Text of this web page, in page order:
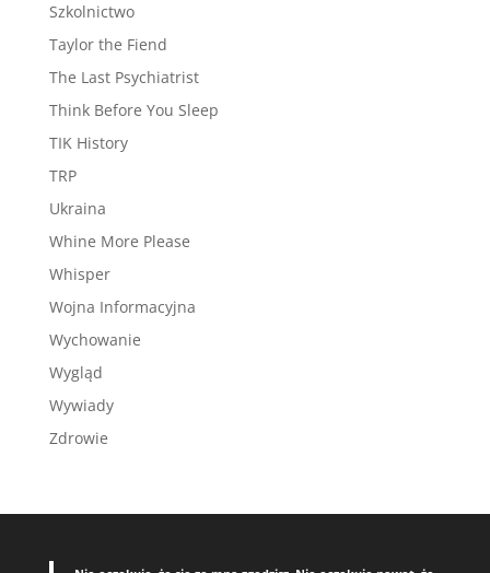
Szkolnictwo
Taylor the Fiend
The Last Psychiatrist
Think Before You Sleep
TIK History
TRP
Ukraina
Whine More Please
Whisper
Wojna Informacyjna
Wychowanie
Wygląd
Wywiady
Zdrowie